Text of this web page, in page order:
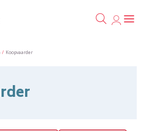
Ga
Koopvaarder